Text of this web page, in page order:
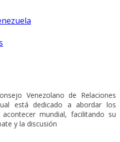
Venezolano de Relaciones
está dedicado a abordar los
mundial, facilitando su
y la discusión